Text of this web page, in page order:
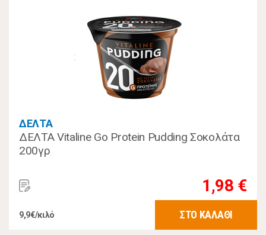
ΔΕΛΤΑ
ΔΕΛΤΑ Vitaline Go Protein Pudding Σοκολάτα
200γρ
1,98 €
9,9€/κιλό ΣΤΟ ΚΑΛΑΘΙ